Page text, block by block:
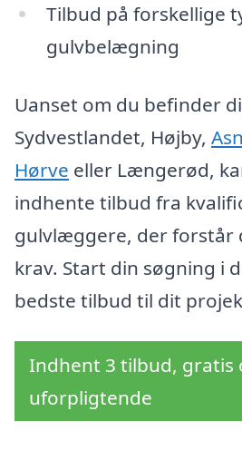
Tilbud på forskellige
gulvbelægning
Uanset om du befinder
Sydvestlandet, Højby,
Hørve eller Længerød,
indhente tilbud fra
gulvlæggere, der forstår
krav. Start din søgning i
bedste tilbud til dit
Indhent 3 tilbud, gratis
uforpligtende